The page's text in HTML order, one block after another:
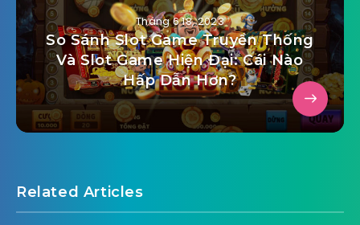
Tháng 6 18, 2023
So Sánh Slot Game Truyền Thống
Và Slot Game Hiện Đại: Cái Nào
Hấp Dẫn Hơn?
Related Articles